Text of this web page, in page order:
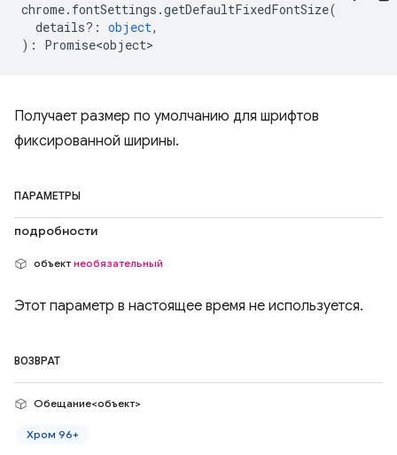
chrome. fontSettings .getDefaultFixedFontSize(
details? : object,
) : Promise<object>
Получает размер по умолчанию для шрифтов
фиксированной ширины.
ПАРАМЕТРЫ
подробности
объект необязательный
Этот параметр в настоящее время не используется.
ВОЗВРАТ
Обещание<объект>
Хром 96+